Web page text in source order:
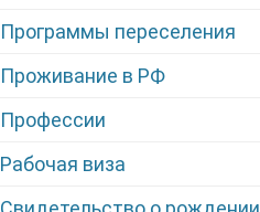
Программы переселения
Проживание в РФ
Профессии
Рабочая виза